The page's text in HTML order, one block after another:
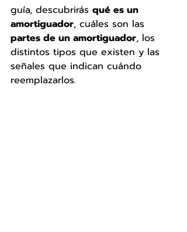
guía, descubrirás qué es un
amortiguador, cuáles son las
partes de un amortiguador, los
distintos tipos que existen y las
señales que indican cuándo
reemplazarlos.